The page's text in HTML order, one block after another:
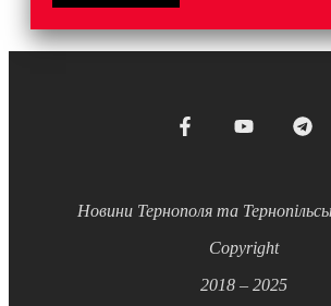
Новини Тернополя та
Copyright
2018 – 2025